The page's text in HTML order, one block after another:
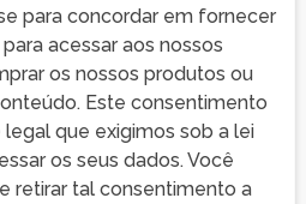
para concordar em fornecer
acessar aos nossos
os nossos produtos ou
Este consentimento
que exigimos sob a lei
os seus dados. Você
retirar tal consentimento a